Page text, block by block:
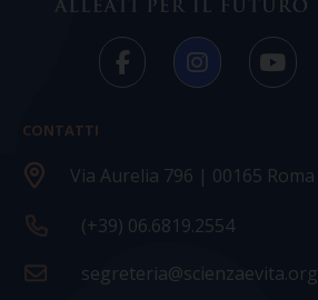
CONTATTI
Via Aurelia 796 | 00165 Roma
(+39) 06.6819.2554
segreteria@scienzaevita.org